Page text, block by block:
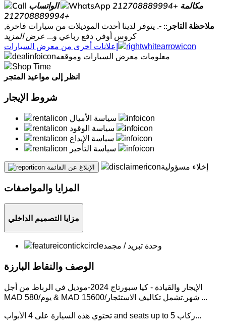
مكالمة +212708889994
الواتساب
+212708889994
ملاحظة التاجر:: -. يتوفر لدينا أحدث الموديلات من سيارات فاخرة,
كروس أوفر, دفع رباعي و... عرض المزيد
إعلانات أخرى من معرض السيارات
معلومات معرض السيارات وموقعه
انظر إلى مواعيد المتجر
شروط الإيجار
الإبلاغ عن القائمة إخلاء مسؤولية
المزايا والمواصفات
مزايا التصميم الداخلي
وحدة تبريد / مجمد
الوصف والنقاط البارزة
الإيجار والقيادة - كيا سبورتاج 2024-موديل في الرباط من أجل
...
تحتوي هذه السيارة على 4 الأبواب and seats up to 5 ركاب...